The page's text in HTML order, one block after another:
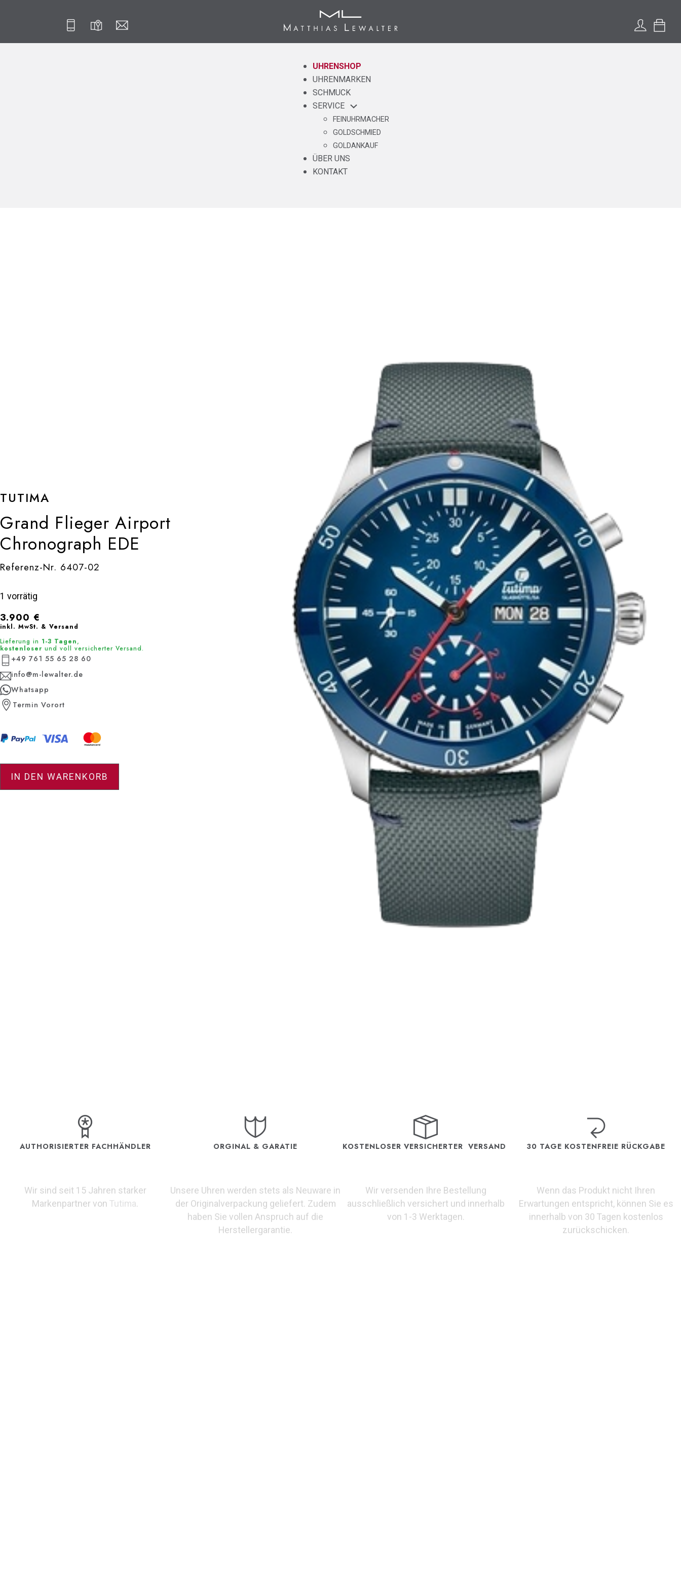
UHRENSHOP
UHRENMARKEN
SCHMUCK
SERVICE
FEINUHRMACHER
GOLDSCHMIED
GOLDANKAUF
ÜBER UNS
KONTAKT
TUTIMA
Grand Flieger Airport
Chronograph EDE
Referenz-Nr. 6407-02
1 vorrätig
3.900 €
inkl. MwSt. & Versand
Lieferung in 1-3 Tagen,
kostenloser und voll versicherter Versand.
+49 761 55 65 28 60
info@m-lewalter.de
Whatsapp
Termin Vorort
Grand Flieger Airport Chronograph EDE Menge
IN DEN WARENKORB
AUTHORISIERTER FACHHÄNDLER
Wir sind seit 15 Jahren starker
Markenpartner von Tutima.
ORGINAL & GARATIE
Unsere Uhren werden stets als Neuware in
der Originalverpackung geliefert. Zudem
haben Sie vollen Anspruch auf die
Herstellergarantie.
KOSTENLOSER VERSICHERTER VERSAND
Wir versenden Ihre Bestellung
ausschließlich versichert und innerhalb
von 1-3 Werktagen.
30 TAGE KOSTENFREIE RÜCKGABE
Wenn das Produkt nicht Ihren
Erwartungen entspricht, können Sie es
innerhalb von 30 Tagen kostenlos
zurückschicken.